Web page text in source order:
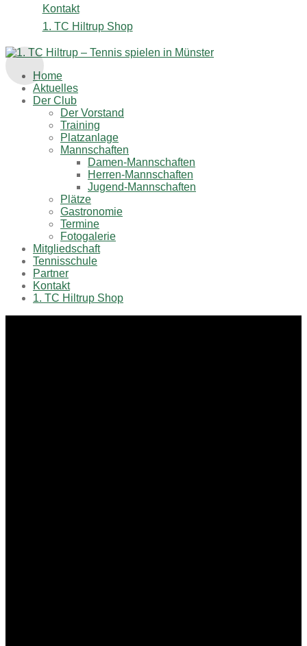
Kontakt
1. TC Hiltrup Shop
Home
Aktuelles
Der Club
Der Vorstand
Training
Platzanlage
Mannschaften
Damen-Mannschaften
Herren-Mannschaften
Jugend-Mannschaften
Plätze
Gastronomie
Termine
Fotogalerie
Mitgliedschaft
Tennisschule
Partner
Kontakt
1. TC Hiltrup Shop